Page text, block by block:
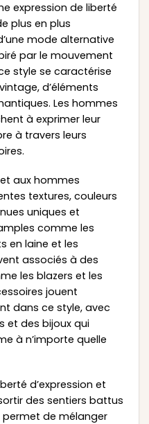
expression de liberté
plus en plus
mode alternative
par le mouvement
style se caractérise
d’éléments
Les hommes
à exprimer leur
à travers leurs
aux hommes
textures, couleurs
uniques et
comme les
en laine et les
associés à des
les blazers et les
jouent
dans ce style, avec
et des bijoux qui
à n’importe quelle
d’expression et
des sentiers battus
de mélanger